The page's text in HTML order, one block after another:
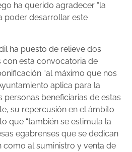
ha querido agradecer “la
poder desarrollar este
ha puesto de relieve dos
esta convocatoria de
“al máximo que nos
aplica para la
personas beneficiarias de estas
su repercusión en el ámbito
que “también se estimula la
egabrenses que se dedican
como al suministro y venta de